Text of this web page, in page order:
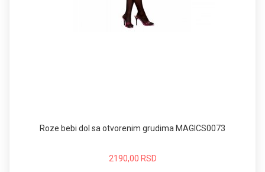
Roze bebi dol sa otvorenim grudima MAGICS0073
2190,00 RSD